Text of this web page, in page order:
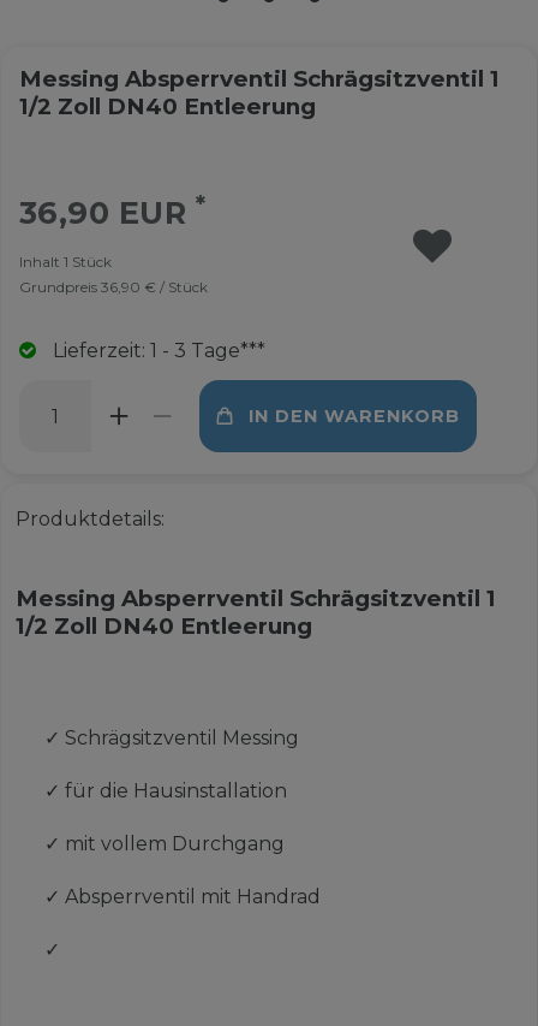
Messing Absperrventil Schrägsitzventil 1
1/2 Zoll DN40 Entleerung
36,90 EUR *
Inhalt 1 Stück
Grundpreis 36,90 € / Stück
Lieferzeit: 1 - 3 Tage***
IN DEN WARENKORB
Produktdetails:
Messing Absperrventil Schrägsitzventil 1
1/2 Zoll DN40 Entleerung
✓ Schrägsitzventil Messing
✓ für die Hausinstallation
✓ mit vollem Durchgang
✓ Absperrventil mit Handrad
✓